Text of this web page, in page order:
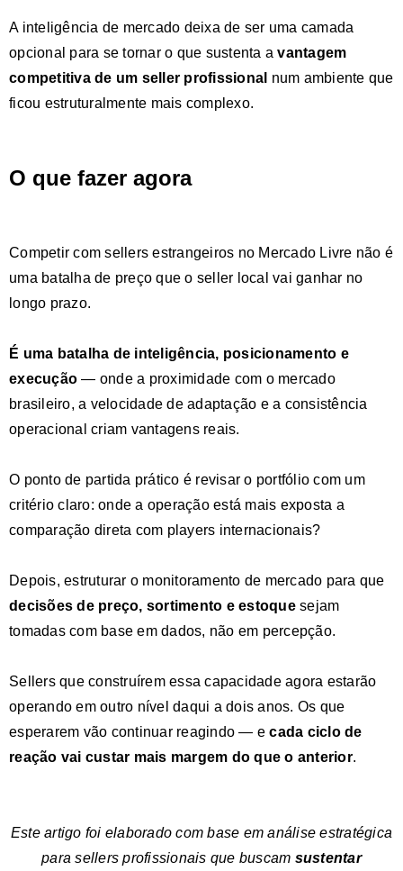
A inteligência de mercado deixa de ser uma camada
opcional para se tornar o que sustenta avantagem
competitiva de um seller profissional num ambiente que
ficou estruturalmente mais complexo.
O que fazer agora
Competir com sellers estrangeiros no Mercado Livre não é
uma batalha de preço que o seller local vai ganhar no
longo prazo.
É uma batalha de inteligência, posicionamento e
execução — onde a proximidade com o mercado
brasileiro, a velocidade de adaptação e a consistência
operacional criam vantagens reais.
O ponto de partida prático é revisar o portfólio com um
critério claro: onde a operação está mais exposta a
comparação direta com players internacionais?
Depois, estruturar o monitoramento de mercado para que
decisões de preço, sortimento e estoquesejam
tomadas com base em dados, não em percepção.
Sellers que construírem essa capacidade agora estarão
operando em outro nível daqui a dois anos. Os que
esperarem vão continuar reagindo — e cada ciclo de
reação vai custar mais margem do que o anterior.
Este artigo foi elaborado com base em análise estratégica
para sellers profissionais que buscam sustentar